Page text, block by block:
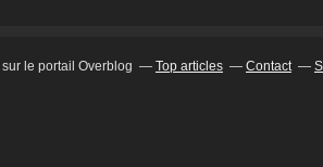
sur le portail Overblog Top articles Contact